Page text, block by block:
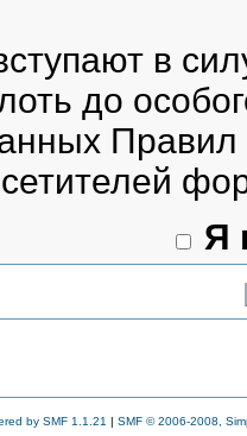
в
до
Я
by SMF 1.1.21 | SMF © 2006-2008,